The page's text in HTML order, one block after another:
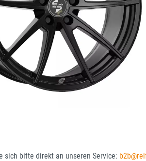
sich bitte direkt an unseren Service: